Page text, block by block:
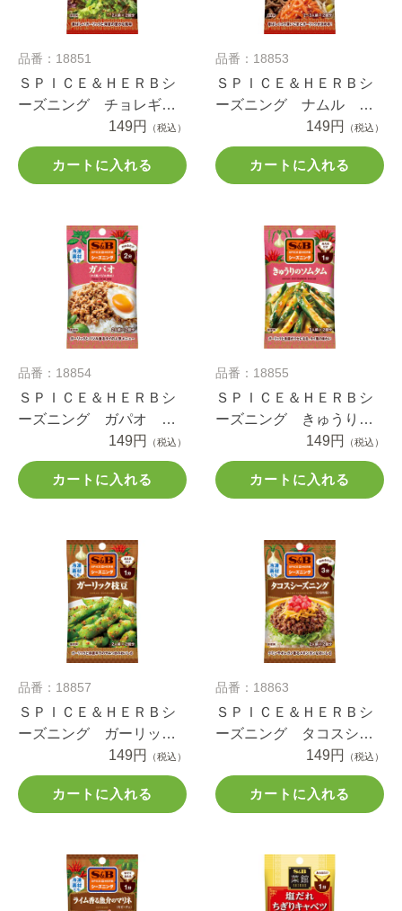
品番：18851
ＳＰＩＣＥ＆ＨＥＲＢシ
ーズニング チョレギサ
149円 （税込）
カートに入れる
品番：18853
ＳＰＩＣＥ＆ＨＥＲＢシ
ーズニング ナムル １
149円 （税込）
カートに入れる
品番：18854
ＳＰＩＣＥ＆ＨＥＲＢシ
ーズニング ガパオ １
149円 （税込）
カートに入れる
品番：18855
ＳＰＩＣＥ＆ＨＥＲＢシ
ーズニング きゅうりの
ソムタム １１ｇ
149円 （税込）
カートに入れる
品番：18857
ＳＰＩＣＥ＆ＨＥＲＢシ
ーズニング ガーリック
149円 （税込）
カートに入れる
品番：18863
ＳＰＩＣＥ＆ＨＥＲＢシ
ーズニング タコスシー
ズニング １６ｇ
149円 （税込）
カートに入れる